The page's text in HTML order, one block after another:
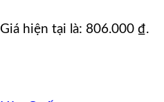
Giá hiện tại là: 806.000 ₫.